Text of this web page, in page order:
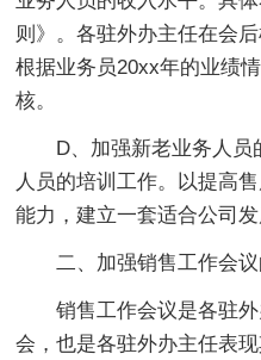
则》。各驻外办主任在会
根据业务员20xx年的业绩
核。
D、加强新老业务人员
人员的培训工作。以提高
能力，建立一套适合公司发
二、加强销售工作会议
销售工作会议是各驻外
会，也是各驻外办主任表